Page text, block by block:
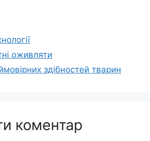
оживляти
здібностей тварин
коментар